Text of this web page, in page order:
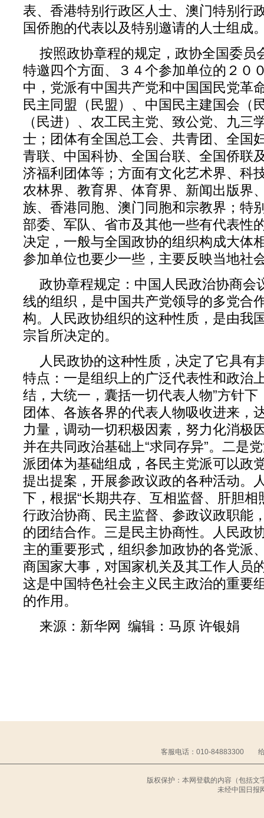
表、香港特别行政区人士、澳门特别行
国侨胞的代表以及特别邀请的人士组成
按照政协章程的规定，政协全国委员
特邀四个方面、３４个参加单位的２０
中，党派有中国共产党和中国国民党革
民主同盟（民盟）、中国民主建国会（
（民进）、农工民主党、致公党、九三
士；团体有全国总工会、共青团、全国
青联、中国科协、全国台联、全国侨联
济福利团体等；方面有文化艺术界、科
农林界、教育界、体育界、新闻出版界
族、香港同胞、澳门同胞和宗教界；特
部委、军队、省市及其他一些有代表性
决定，一般与全国政协的组织构成大体
参加单位也要少一些，主要反映当地社
政协章程规定：中国人民政治协商会
线的组织，是中国共产党领导的多党合
构。人民政协组织的这种性质，是由我
宗旨所决定的。
人民政协的这种性质，决定了它具有
特点：一是组织上的广泛代表性和政治
结，大统一，囊括一切代表人物”方针
团体、各族各界的代表人物吸收进来，
力量，调动一切积极因素，努力化消极
并在共同政治基础上“求同存异”。二是
派团体为基础组成，各民主党派可以政
提出提案，开展参政议政的各种活动。
下，根据“长期共存、互相监督、肝胆相
行政治协商、民主监督、参政议政职能
的团结合作。三是民主协商性。人民政
主的重要形式，组织参加政协的各党派
商国家大事，对国家机关及其工作人员
这是中国特色社会主义民主政治的重要
的作用。
来源：新华网 编辑：马原 许银娟
客服电话：010-84883300 给
版权保护：本网登载的内容（包括
未经中国日报